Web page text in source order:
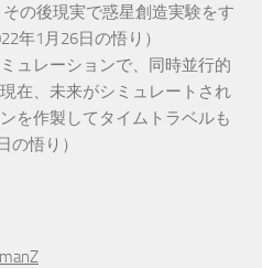
の後現実で惑星創造実験をす
年1月26日の悟り）
ュレーションで、同時並行的
在、未来がシミュレートされ
を作製してタイムトラベルも
の悟り）